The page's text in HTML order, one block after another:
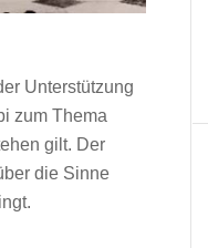
Unterstützung
zum Thema
gilt. Der
die Sinne